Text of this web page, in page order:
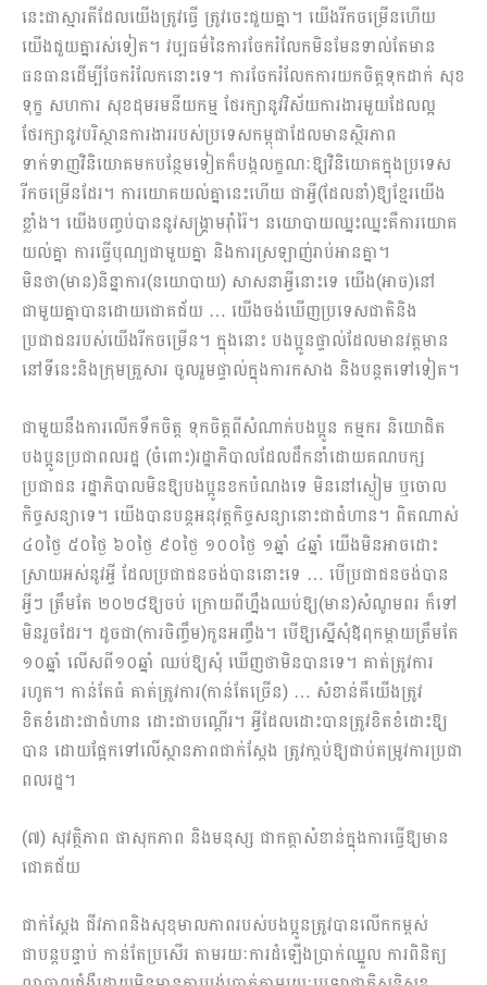
នេះជាស្មារតីដែលយើងត្រូវធ្វើ ត្រូវចេះជួយគ្នា។ យើងរីកចម្រើនហើយ
យើងជួយគ្នារស់ទៀត។ វប្បធម៌នៃការចែករំលែកមិនមែនទាល់តែមាន
ធនធានដើម្បីចែករំលែកនោះទេ។ ការចែករំលែកការយកចិត្តទុកដាក់ សុខ
ទុក្ខ សហការ សុខដុមរមនីយកម្ម ថែរក្សានូវវិស័យការងារមួយដែលល្អ
ថែរក្សានូវបរិស្ថាន​ការងាររបស់ប្រទេសកម្ពុជាដែលមានស្ថិរភាព
ទាក់ទាញវិនិយោគមកបន្ថែមទៀតក៏បង្កលក្ខណៈឱ្យវិនិយោគ​ក្នុងប្រទេស
រីកចម្រើនដែរ។ ការយោគយល់គ្នានេះហើយ ជាអ្វី(ដែលនាំ)ឱ្យខ្មែរយើង
ខ្លាំង។ យើងបញ្ចប់បាន​នូវសង្គ្រាមរ៉ាំរ៉ៃ។ នយោបាយឈ្នះឈ្នះគឺការយោគ
យល់គ្នា ការធ្វើបុណ្យជាមួយគ្នា និងការស្រឡាញ់រាប់អាន​គ្នា។
មិនថា(មាន)និន្នាការ(នយោបាយ) សាសនាអ្វីនោះទេ យើង(អាច)នៅ
ជាមួយគ្នាបានដោយជោគជ័យ … យើងចង់ឃើញប្រទេសជាតិនិង
ប្រជាជនរបស់យើងរីកចម្រើន។ ក្នុងនោះ បងប្អូនផ្ទាល់ដែលមានវត្ដមាន
នៅទីនេះនិងក្រុមគ្រួសារ ចូលរួមផ្ទាល់ក្នុងការកសាង និងបន្ដតទៅទៀត។
ជាមួយនឹងការលើក​ទឹក​ចិត្ត ទុកចិត្តពីសំណាក់បងប្អូន កម្មករ និយោជិត
បងប្អូនប្រជាពលរដ្ឋ (ចំពោះ)រដ្ឋាភិបាលដែលដឹកនាំដោយ​គណបក្ស
ប្រជាជន រដ្ឋាភិបាលមិនឱ្យបងប្អូនខកបំណងទេ មិននៅស្ងៀម ឬចោល
កិច្ចសន្យាទេ។ យើងបានបន្តអនុវត្ដកិច្ចសន្យានោះជាជំហាន។ ពិតណាស់
៤០ថ្ងៃ ៥០ថ្ងៃ ៦០ថ្ងៃ ៩០ថ្ងៃ ១០០ថ្ងៃ ១ឆ្នាំ ៤ឆ្នាំ យើងមិនអាចដោះ
ស្រាយអស់នូវអ្វី ដែលប្រជាជនចង់បាននោះទេ … បើប្រជាជនចង់បាន
អ្វីៗ ត្រឹមតែ ២០២៨ឱ្យចប់ ក្រោយពីហ្នឹងឈប់​ឱ្យ(មាន)សំណូមពរ ក៏ទៅ
មិនរួចដែរ។ ដូចជា(ការចិញ្ចឹម)កូនអញ្ចឹង។ បើឱ្យស្នើសុំឪពុកម្ដាយត្រឹមតែ
១០ឆ្នាំ លើសពី១០ឆ្នាំ ឈប់ឱ្យសុំ ឃើញថាមិនបានទេ។ គាត់ត្រូវការ
រហូត។ កាន់តែធំ គាត់ត្រូវការ(កាន់តែច្រើន) … សំខា​ន់គឺយើងត្រូវ
ខិតខំដោះជាជំហាន ដោះជាបណ្ដើរ។ អ្វីដែលដោះបានត្រូវខិតខំដោះឱ្យ
បាន ដោយផ្អែកទៅលើស្ថានភាពជាក់ស្ដែង ត្រូវកា្ដប់​ឱ្យជាប់តម្រូវការប្រជា
ពលរដ្ឋ។​
(៧) សុវត្ថិភាព ផាសុកភាព និងមនុស្ស ជាកត្តាសំខាន់ក្នុងការធ្វើឱ្យមាន
ជោគជ័យ
ជាក់ស្ដែង ជីវភាពនិងសុខុមាលភាពរបស់បងប្អូនត្រូវបានលើកកម្ពស់
ជាបន្ដបន្ទាប់ កាន់តែប្រសើរ តាមរយៈការដំឡើងប្រាក់ឈ្នួល ការពិនិត្យ